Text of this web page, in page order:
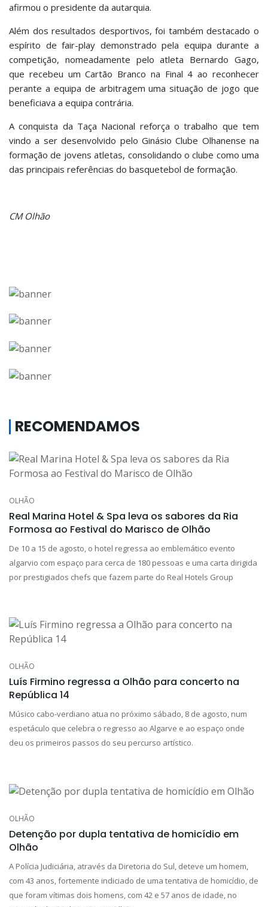
afirmou o presidente da autarquia.
Além dos resultados desportivos, foi também destacado o
espírito de fair-play demonstrado pela equipa durante a
competição, nomeadamente pelo atleta Bernardo Gago,
que recebeu um Cartão Branco na Final 4 ao reconhecer
perante a equipa de arbitragem uma situação de jogo que
beneficiava a equipa contrária.
A conquista da Taça Nacional reforça o trabalho que tem
vindo a ser desenvolvido pelo Ginásio Clube Olhanense na
formação de jovens atletas, consolidando o clube como uma
das principais referências do basquetebol de formação.
CM Olhão
RECOMENDAMOS
OLHÃO
Real Marina Hotel & Spa leva os sabores da Ria
Formosa ao Festival do Marisco de Olhão
De 10 a 15 de agosto, o hotel regressa ao emblemático evento
algarvio com espaço para cerca de 180 pessoas e uma carta dirigida
por prestigiados chefs que fazem parte do Real Hotels Group
OLHÃO
Luís Firmino regressa a Olhão para concerto na
República 14
Músico cabo-verdiano atua no próximo sábado, 8 de agosto, num
espetáculo que celebra o regresso ao Algarve e ao espaço onde
deu os primeiros passos do seu percurso artístico.
OLHÃO
Detenção por dupla tentativa de homicídio em
Olhão
A Polícia Judiciária, através da Diretoria do Sul, deteve um homem,
com 43 anos, fortemente indiciado de uma tentativa de homicídio, de
que foram vítimas dois homens, com 42 e 57 anos de idade, no